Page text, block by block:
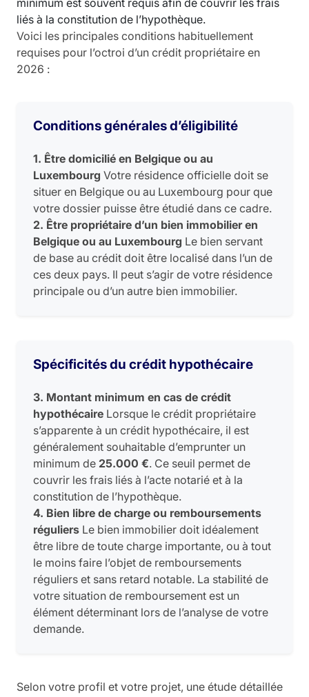
minimum est souvent requis afin de couvrir les frais
liés à la constitution de l’hypothèque.
Voici les principales conditions habituellement
requises pour l’octroi d’un crédit propriétaire en
2026 :
Conditions générales d’éligibilité
1. Être domicilié en Belgique ou au
Luxembourg Votre résidence officielle doit se
situer en Belgique ou au Luxembourg pour que
votre dossier puisse être étudié dans ce cadre.
2. Être propriétaire d’un bien immobilier en
Belgique ou au Luxembourg Le bien servant
de base au crédit doit être localisé dans l’un de
ces deux pays. Il peut s’agir de votre résidence
principale ou d’un autre bien immobilier.
Spécificités du crédit hypothécaire
3. Montant minimum en cas de crédit
hypothécaire Lorsque le crédit propriétaire
s’apparente à un crédit hypothécaire, il est
généralement souhaitable d’emprunter un
minimum de 25.000 €. Ce seuil permet de
couvrir les frais liés à l’acte notarié et à la
constitution de l’hypothèque.
4. Bien libre de charge ou remboursements
réguliers Le bien immobilier doit idéalement
être libre de toute charge importante, ou à tout
le moins faire l’objet de remboursements
réguliers et sans retard notable. La stabilité de
votre situation de remboursement est un
élément déterminant lors de l’analyse de votre
demande.
Selon votre profil et votre projet, une étude détaillée